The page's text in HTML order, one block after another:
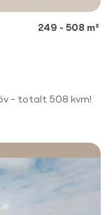
249 - 508 m²
– totalt 508 kvm!